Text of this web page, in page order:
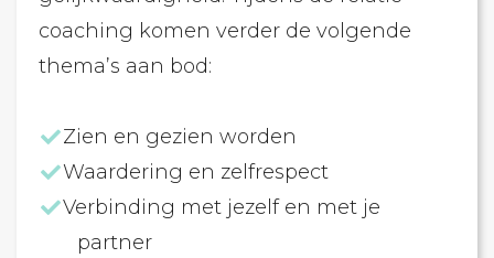
coaching komen verder de volgende
thema’s aan bod:
Zien en gezien worden
Waardering en zelfrespect
Verbinding met jezelf en met je
partner